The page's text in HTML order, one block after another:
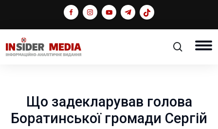
Що задекларував голова
Боратинської громади Сергій